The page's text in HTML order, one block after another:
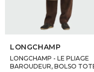
SELECCIONAR TALLE
LONGCHAMP
LONGCHAMP - LE PLIAGE
BAROUDEUR, BOLSO